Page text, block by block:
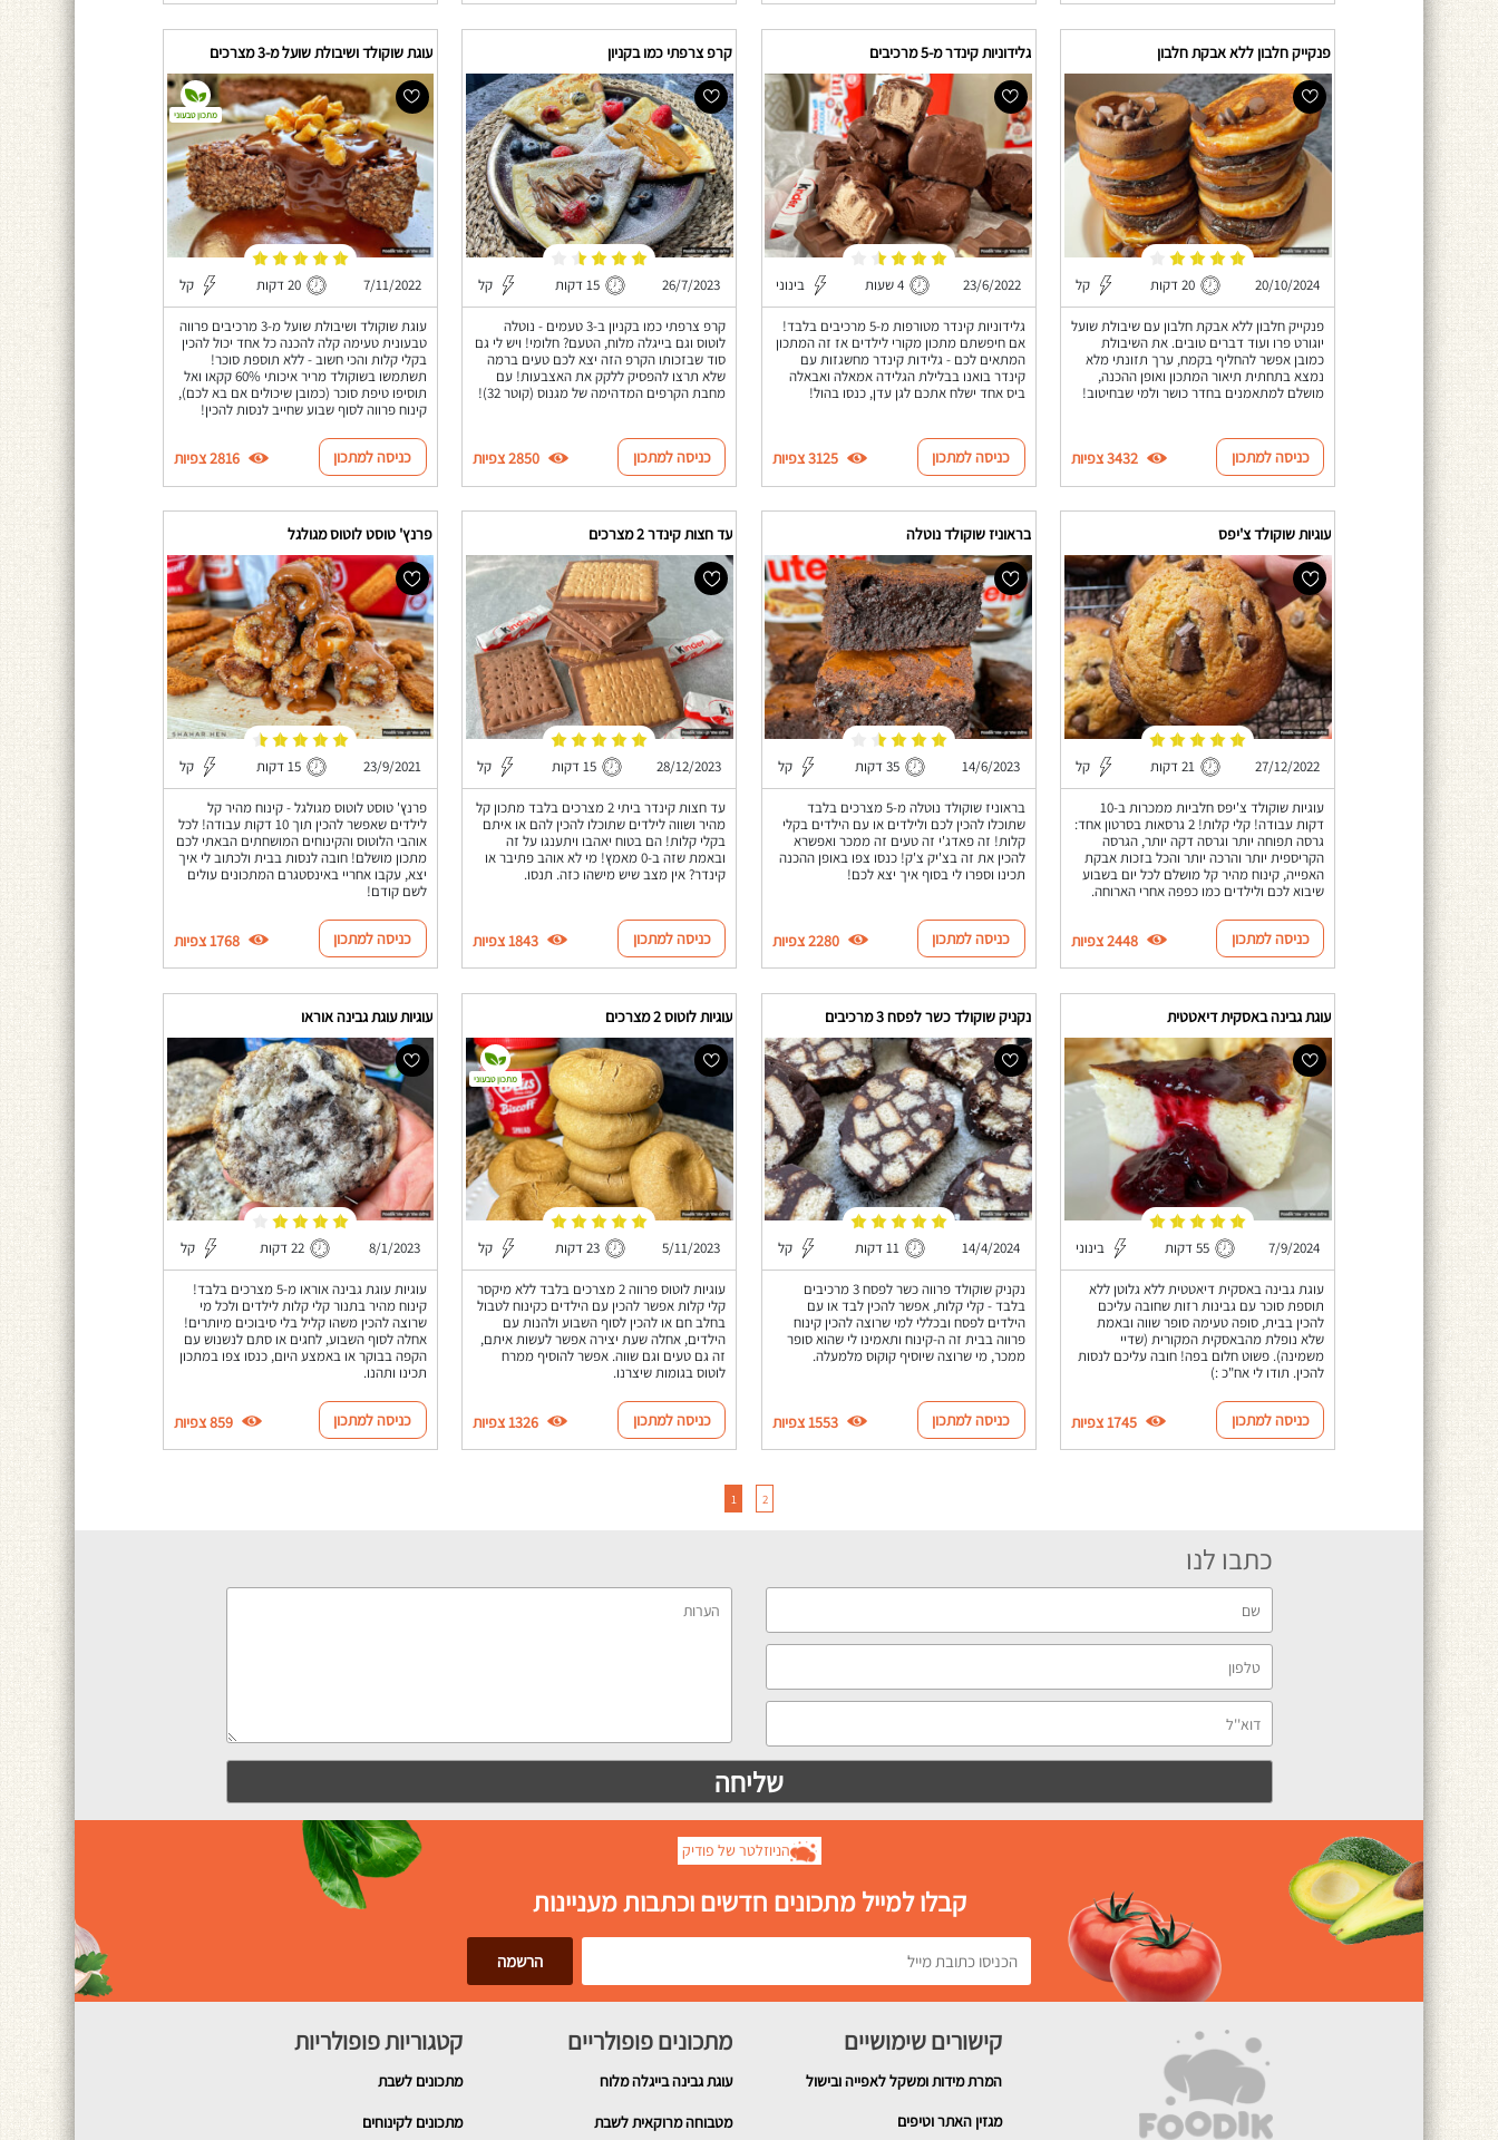
פנקייק חלבון ללא אבקת חלבון
20/10/2024 20 דקות קל
פנקייק חלבון ללא אבקת חלבון עם שיבולת שועל
יוגורט פרו ועוד דברים טובים. את השיבולת
כמובן אפשר להחליף בקמח, ערך תזונתי מלא
נמצא בתחתית תיאור המתכון ואופן ההכנה,
מושלם למתאמנים בחדר כושר ולמי שבחיטוב!
כניסה למתכון 3432 צפיות
גלידוניות קינדר מ-5 מרכיבים
23/6/2022 4 שעות בינוני
גלידוניות קינדר מטורפות מ-5 מרכיבים בלבד!
אם חיפשתם מתכון מקורי לילדים אז זה המתכון
המתאים לכם - גלידות קינדר מחשגזות עם
קינדר בואנו בבלילת הגלידה אמאלה ואבאלה
ביס אחד ישלח אתכם לגן עדן, כנסו בהול!
כניסה למתכון 3125 צפיות
קרפ צרפתי כמו בקניון
26/7/2023 15 דקות קל
קרפ צרפתי כמו בקניון ב-3 טעמים - נוטלה
לוטוס וגם בייגלה מלוח, הטעם? חלומי! ויש לי גם
סוד שבזכותו הקרפ הזה יצא לכם טעים ברמה
שלא תרצו להפסיק ללקק את האצבעות! עם
מחבת הקרפים המדהימה של מגנוס (קוטר 32)!
כניסה למתכון 2850 צפיות
עוגת שוקולד ושיבולת שועל מ-3 מצרכים
7/11/2022 20 דקות קל
עוגת שוקולד ושיבולת שועל מ-3 מרכיבים פרווה
טבעונית טעימה קלה להכנה כל אחד יכול להכין
בקלי קלות והכי חשוב - ללא תוספת סוכר!
תשתמשו בשוקולד מריר איכותי 60% קקאו ואל
תוסיפו טיפת סוכר (כמובן שיכולים אם בא לכם),
קינוח פרווה לסוף שבוע שחייב לנסות להכין!
מתכון טבעוני
כניסה למתכון 2816 צפיות
עוגיות שוקולד צ'יפס
27/12/2022 21 דקות קל
עוגיות שוקולד צ'יפס חלביות ממכרות ב-10
דקות עבודה! קלי קלות! 2 גרסאות בסרטון אחד:
גרסה תפוחה יותר וגרסה דקה יותר, הגרסה
הקריספית יותר והרכה יותר והכל בזכות אבקת
האפייה, קינוח מהיר קל מושלם לכל יום בשבוע
שיבוא לכם ולילדים כמו כפפה אחרי הארוחה.
כניסה למתכון 2448 צפיות
בראוניז שוקולד נוטלה
14/6/2023 35 דקות קל
בראוניז שוקולד נוטלה מ-5 מצרכים בלבד
שתוכלו להכין לכם ולילדים או עם הילדים בקלי
קלות! זה פאדג'י זה טעים זה ממכר ואפשרא
להכין את זה בצ'יק צ'ק! כנסו צפו באופן ההכנה
תכינו וספרו לי בסוף איך יצא לכם!
כניסה למתכון 2280 צפיות
עד חצות קינדר 2 מצרכים
28/12/2023 15 דקות קל
עד חצות קינדר ביתי 2 מצרכים בלבד מתכון קל
מהיר ושווה לילדים שתוכלו להכין להם או איתם
בקלי קלות! הם בטוח יאהבו ויתענגו על זה
ובאמת שזה ב-0 מאמץ! מי לא אוהב פתיבר או
קינדר? אין מצב שיש מישהו כזה. תנסו.
כניסה למתכון 1843 צפיות
פרנץ' טוסט לוטוס מגולגל
23/9/2021 15 דקות קל
פרנץ' טוסט לוטוס מגולגל - קינוח מהיר קל
לילדים שאפשר להכין תוך 10 דקות עבודה! לכל
אוהבי הלוטוס והקינוחים המושחתים הבאתי לכם
מתכון מושלם! חובה לנסות בבית ולכתוב לי איך
יצא, עקבו אחריי באינסטגרם המתכונים עולים
לשם קודם!
כניסה למתכון 1768 צפיות
עוגת גבינה באסקית דיאטטית
7/9/2024 55 דקות בינוני
עוגת גבינה באסקית דיאטטית ללא גלוטן ללא
תוספת סוכר עם גבינות רזות שחובה עליכם
להכין בבית, סופה טעימה סופר שווה ובאמת
שלא נופלת מהבאסקית המקורית (שדיי
משמינה). פשוט חלום בפה! חובה עליכם לנסות
להכין. תודו לי אח"כ :)
כניסה למתכון 1745 צפיות
נקניק שוקולד כשר לפסח 3 מרכיבים
14/4/2024 11 דקות קל
נקניק שוקולד פרווה כשר לפסח 3 מרכיבים
בלבד - קלי קלות, אפשר להכין לבד או עם
הילדים לפסח ובכללי למי שרוצה להכין קינוח
פרווה בבית זה ה-קינוח ותאמינו לי שהוא סופר
ממכר, מי שרוצה שיוסיף קוקוס מלמעלה.
כניסה למתכון 1553 צפיות
עוגיות לוטוס 2 מצרכים
5/11/2023 23 דקות קל
עוגיות לוטוס פרווה 2 מצרכים בלבד ללא מיקסר
קלי קלות אפשר להכין עם הילדים כקינוח לטבול
בחלב חם או להכין לסוף השבוע ולהנות עם
הילדים, אחלה שעת יצירה אפשר לעשות איתם,
זה גם טעים וגם שווה. אפשר להוסיף ממרח
לוטוס בגומות שיצרנו.
מתכון טבעוני
כניסה למתכון 1326 צפיות
עוגיות עוגת גבינה אוראו
8/1/2023 22 דקות קל
עוגיות עוגת גבינה אוראו מ-5 מצרכים בלבד!
קינוח מהיר בתנור קלי קלות לילדים ולכל מי
שרוצה להכין משהו קליל בלי סיבוכים מיותרים!
אחלה לסוף השבוע, לחגים או סתם לנשנוש עם
הקפה בבוקר או באמצע היום, כנסו צפו במתכון
תכינו ותהנו.
כניסה למתכון 859 צפיות
1 2
כתבו לנו
הניוזלטר של פודיק
קבלו למייל מתכונים חדשים וכתבות מעניינות
קישורים שימושיים
המרת מידות ומשקל לאפייה ובישול
מגזין האתר וטיפים
מתכונים פופולריים
עוגת גבינה בייגלה מלוח
מטבוחה מרוקאית לשבת
קטגוריות פופולריות
מתכונים לשבת
מתכונים לקינוחים